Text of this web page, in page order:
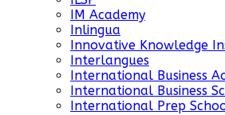
IM Academy
Inlingua
Innovative Knowledge
Interlangues
International Business
International Business
International Prep